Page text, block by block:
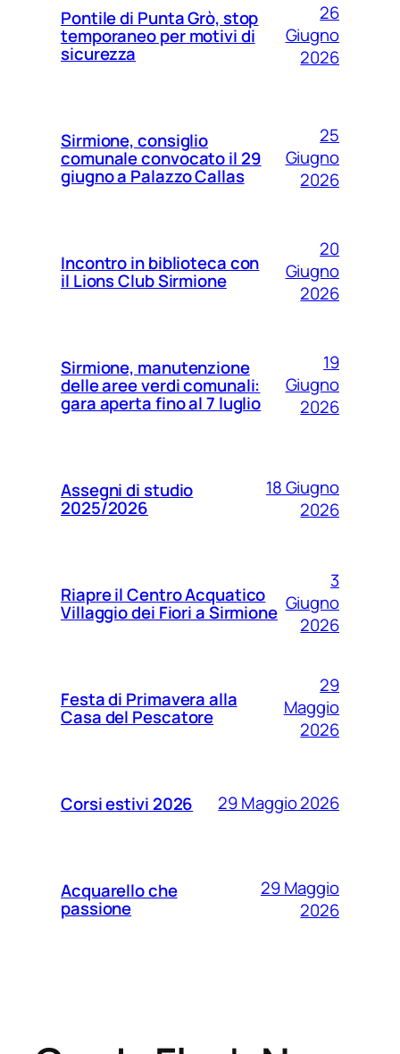
Pontile di Punta Grò, stop
temporaneo per motivi di
sicurezza
26
Giugno
2026
Sirmione, consiglio
comunale convocato il 29
giugno a Palazzo Callas
25
Giugno
2026
Incontro in biblioteca con
il Lions Club Sirmione
20
Giugno
2026
Sirmione, manutenzione
delle aree verdi comunali:
gara aperta fino al 7 luglio
19
Giugno
2026
Assegni di studio
2025/2026
18 Giugno
2026
Riapre il Centro Acquatico
Villaggio dei Fiori a Sirmione
3
Giugno
2026
Festa di Primavera alla
Casa del Pescatore
29
Maggio
2026
Corsi estivi 2026 29 Maggio 2026
Acquarello che
passione
29 Maggio
2026